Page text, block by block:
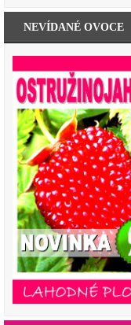
NEVÍDANÉ OVOCE